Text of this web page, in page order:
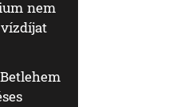
nem